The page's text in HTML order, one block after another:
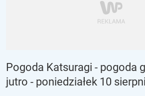
Pogoda Katsuragi - pogoda
jutro - poniedziałek 10